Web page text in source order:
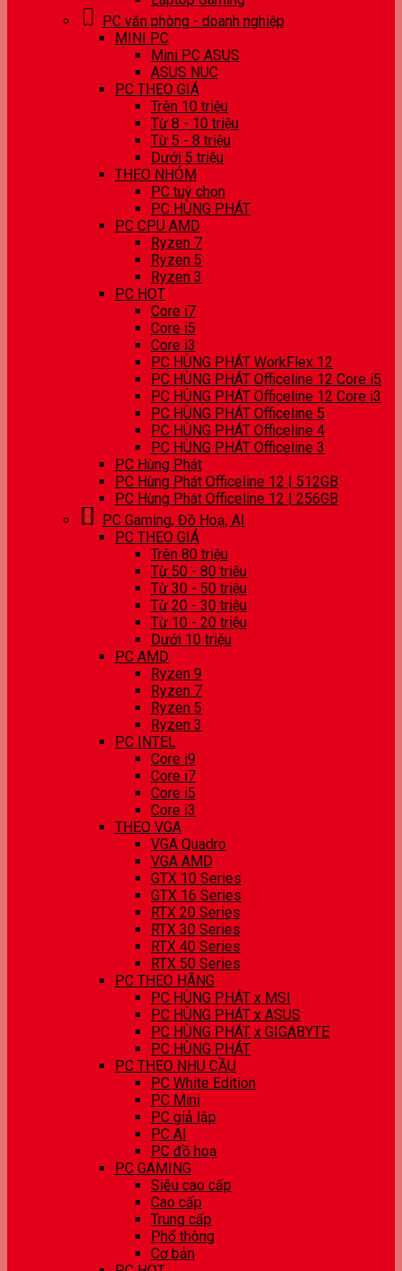
PC văn phòng - doanh nghiệp
MINI PC
Mini PC ASUS
ASUS NUC
PC THEO GIÁ
Trên 10 triệu
Từ 8 - 10 triệu
Từ 5 - 8 triệu
Dưới 5 triệu
THEO NHÓM
PC tuỳ chọn
PC HÙNG PHÁT
PC CPU AMD
Ryzen 7
Ryzen 5
Ryzen 3
PC HOT
Core i7
Core i5
Core i3
PC HÙNG PHÁT WorkFlex 12
PC HÙNG PHÁT Officeline 12 Core i5
PC HÙNG PHÁT Officeline 12 Core i3
PC HÙNG PHÁT Officeline 5
PC HÙNG PHÁT Officeline 4
PC HÙNG PHÁT Officeline 3
PC Hùng Phát
PC Hùng Phát Officeline 12 | 512GB
PC Hùng Phát Officeline 12 | 256GB
PC Gaming, Đồ Hoạ, AI
PC THEO GIÁ
Trên 80 triệu
Từ 50 - 80 triệu
Từ 30 - 50 triệu
Từ 20 - 30 triệu
Từ 10 - 20 triệu
Dưới 10 triệu
PC AMD
Ryzen 9
Ryzen 7
Ryzen 5
Ryzen 3
PC INTEL
Core i9
Core i7
Core i5
Core i3
THEO VGA
VGA Quadro
VGA AMD
GTX 10 Series
GTX 16 Series
RTX 20 Series
RTX 30 Series
RTX 40 Series
RTX 50 Series
PC THEO HÃNG
PC HÙNG PHÁT x MSI
PC HÙNG PHÁT x ASUS
PC HÙNG PHÁT x GIGABYTE
PC HÙNG PHÁT
PC THEO NHU CẦU
PC White Edition
PC Mini
PC giả lập
PC AI
PC đồ hoạ
PC GAMING
Siêu cao cấp
Cao cấp
Trung cấp
Phổ thông
Cơ bản